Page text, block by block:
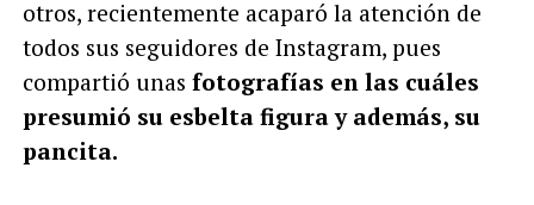
otros, recientemente acaparó la atención de
todos sus seguidores de Instagram, pues
compartió unas fotografías en las cuáles
presumió su esbelta figura y además, su
pancita.